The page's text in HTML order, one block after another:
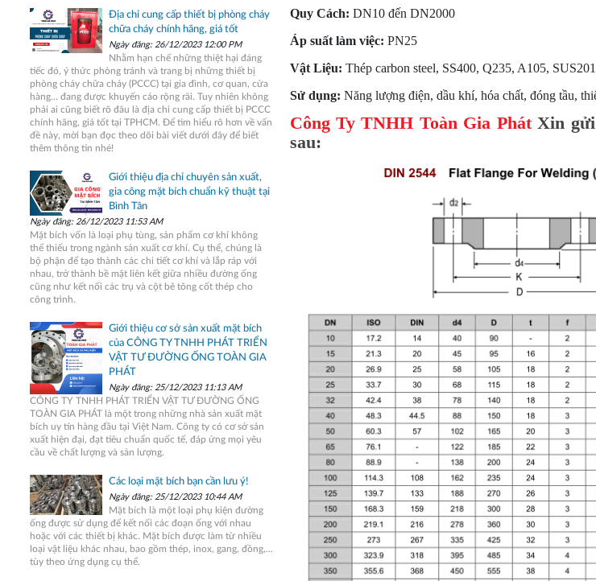
Quy Cách: DN10 đến DN2000
Áp suất làm việc: PN25
Vật Liệu: Thép carbon steel, SS400, Q235, A105,
Sử dụng: Năng lượng điện, dầu khí, hóa chất, đóng tầu,
Công Ty TNHH Toàn Gia PhátXin gửi
sau:
Địa chỉ cung cấp thiết bị phòng cháy
chữa cháy chính hãng, giá tốt
Ngày đăng: 26/12/2023 12:00 PM
Nhằm hạn chế những thiệt hại đáng
tiếc đó, ý thức phòng tránh và trang bị những thiết bị
phòng cháy chữa cháy (PCCC) tại gia đình, cơ quan, cửa
hàng… đang được khuyến cáo rộng rãi. Tuy nhiên không
phải ai cũng biết rõ đâu là địa chỉ cung cấp thiết bị PCCC
chính hãng, giá tốt tại TPHCM. Để tìm hiểu rõ hơn về vấn
đề này, mời bạn đọc theo dõi bài viết dưới đây để biết
thêm thông tin nhé!
Giới thiệu địa chỉ chuyên sản xuất,
gia công mặt bích chuẩn kỹ thuật tại
Bình Tân
Ngày đăng: 26/12/2023 11:53 AM
Mặt bích vốn là loại phụ tùng, sản phẩm cơ khí không
thể thiếu trong ngành sản xuất cơ khí. Cụ thể, chúng là
bộ phận để tạo thành các chi tiết cơ khí và lắp ráp với
nhau, trở thành bề mặt liên kết giữa nhiều đường ống
cũng như kết nối các trụ và cột bê tông cốt thép cho
công trình.
Giới thiệu cơ sở sản xuất mặt bích
của CÔNG TY TNHH PHÁT TRIỂN
VẬT TƯ ĐƯỜNG ỐNG TOÀN GIA
PHÁT
Ngày đăng: 25/12/2023 11:13 AM
CÔNG TY TNHH PHÁT TRIỂN VẬT TƯ ĐƯỜNG ỐNG
TOÀN GIA PHÁT là một trong những nhà sản xuất mặt
bích uy tín hàng đầu tại Việt Nam. Công ty có cơ sở sản
xuất hiện đại, đạt tiêu chuẩn quốc tế, đáp ứng mọi yêu
cầu về chất lượng và sản lượng.
Các loại mặt bích bạn cần lưu ý!
Ngày đăng: 25/12/2023 10:44 AM
Mặt bích là một loại phụ kiện đường
ống được sử dụng để kết nối các đoạn ống với nhau
hoặc với các thiết bị khác. Mặt bích được làm từ nhiều
loại vật liệu khác nhau, bao gồm thép, inox, gang, đồng,...
tùy theo ứng dụng cụ thể.